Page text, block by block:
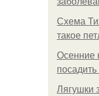
Схема
такое
Осенние
Лягушки